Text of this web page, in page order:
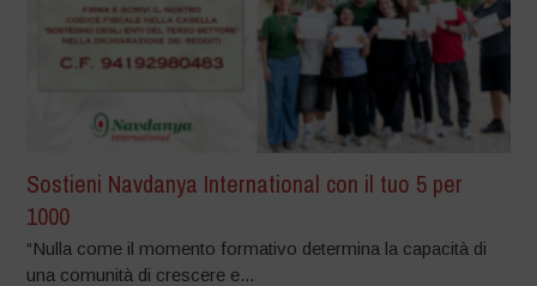
Sostieni Navdanya International con il tuo 5 per
1000
“Nulla come il momento formativo determina la capacità di
una comunità di crescere e...